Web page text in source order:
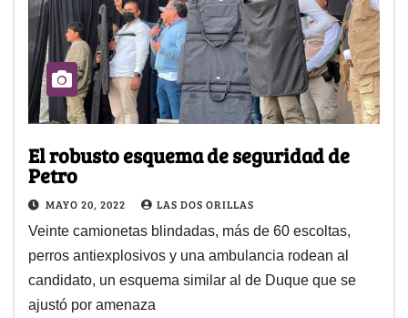
El robusto esquema de seguridad de
Petro
MAYO 20, 2022 LAS DOS ORILLAS
Veinte camionetas blindadas, más de 60 escoltas,
perros antiexplosivos y una ambulancia rodean al
candidato, un esquema similar al de Duque que se
ajustó por amenaza